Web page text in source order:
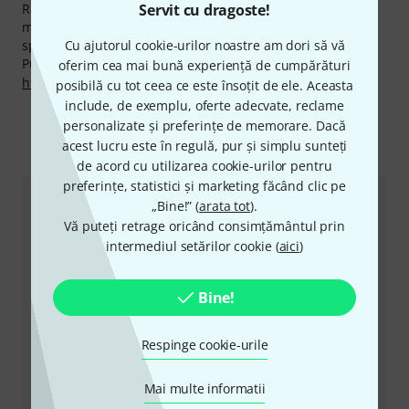
Servit cu dragoste!
Cu ajutorul cookie-urilor noastre am dori să vă
oferim cea mai bună experiență de cumpărături
posibilă cu tot ceea ce este însoțit de ele. Aceasta
include, de exemplu, oferte adecvate, reclame
personalizate și preferințe de memorare. Dacă
acest lucru este în regulă, pur și simplu sunteți
de acord cu utilizarea cookie-urilor pentru
preferințe, statistici și marketing făcând clic pe
„Bine!” (arata tot).
Vă puteți retrage oricând consimțământul prin
intermediul setărilor cookie (aici)
Bine!
Respinge cookie-urile
Mai multe informatii
Rambursarea Banilor în 30 de Zile, 3 ani garanţie cât şi
multe alte servicii cum ar fi asistenţa pe site asigurată de
specialişti calificaţi,etc.
Puteți găsi mai multe informații despre producător pe
http://www.cameolight.com
Ne puteți contacta astfel
Serviciul Clienți România
Personalul nostru de la service e aici pentru a vă ajuta
cu orice problemă